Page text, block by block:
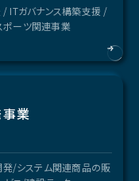
/ ITガバナンス構築支援 /
ポーツ関連事業
業
発/システム関連商品の販